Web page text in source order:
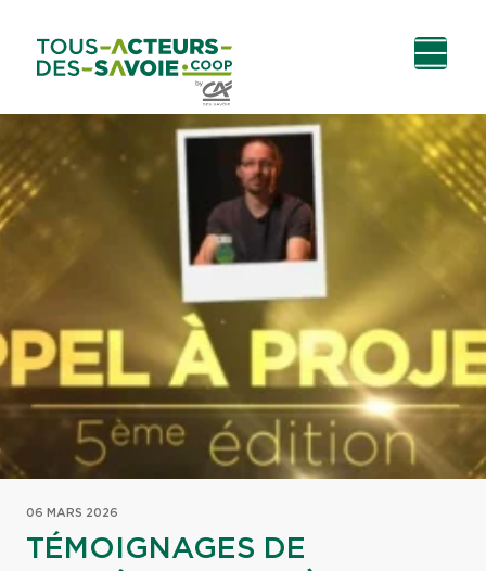
contenu
principal
06 MARS 2026
TÉMOIGNAGES DE